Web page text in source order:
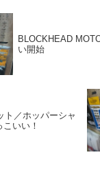
BLOCKHEAD
い開始
ト／ホッパーシャ
いい！